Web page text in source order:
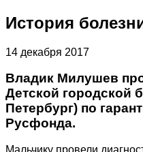
История
14 декабря 2017
Владик Милушев
Детской городской
Петербург) по
Русфонда.
Мальчику провели